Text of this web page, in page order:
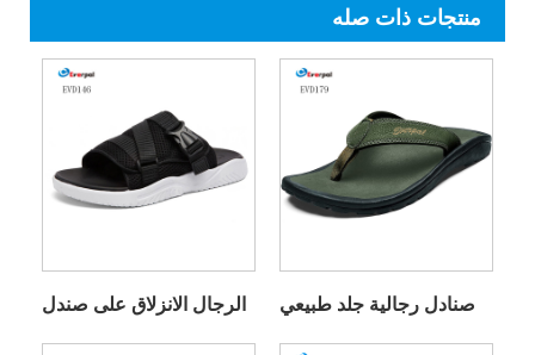
منتجات ذات صله
الرجال الانزلاق على صندل صنادل رجالية جلد طبيعي